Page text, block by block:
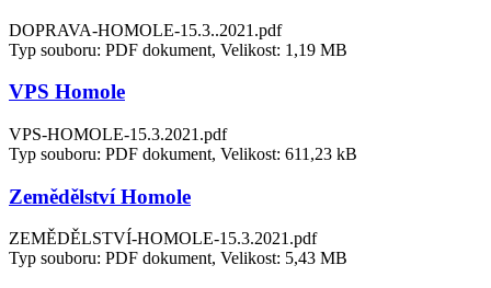
DOPRAVA-HOMOLE-15.3..2021.pdf
Typ souboru: PDF dokument, Velikost: 1,19 MB
VPS Homole
VPS-HOMOLE-15.3.2021.pdf
Typ souboru: PDF dokument, Velikost: 611,23 kB
Zemědělství Homole
ZEMĚDĚLSTVÍ-HOMOLE-15.3.2021.pdf
Typ souboru: PDF dokument, Velikost: 5,43 MB